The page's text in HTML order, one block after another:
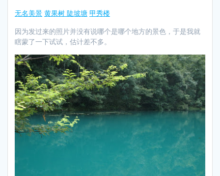
无名美景 黄果树 陡坡塘 甲秀楼
因为发过来的照片并没有说哪个是哪个地方的景色，于是我就
瞎蒙了一下试试，估计差不多。